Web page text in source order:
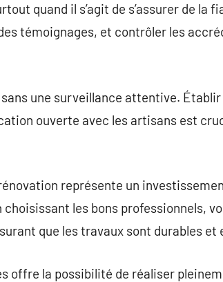
quand il s’agit de s’assurer de la
témoignages, et contrôler les
une surveillance attentive.
ouverte avec les artisans est
représente un
les bons professionnels,
que les travaux sont durables
offre la possibilité de réaliser